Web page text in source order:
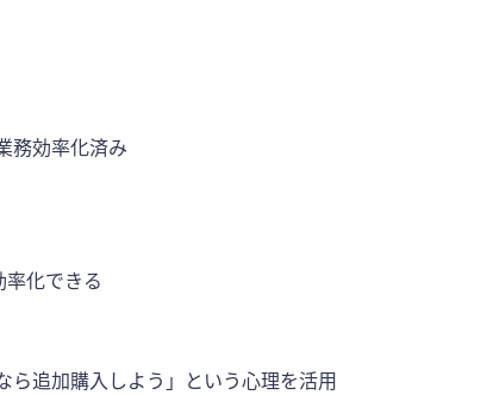
務効率化済み
化できる
追加購入しよう」という心理を活用